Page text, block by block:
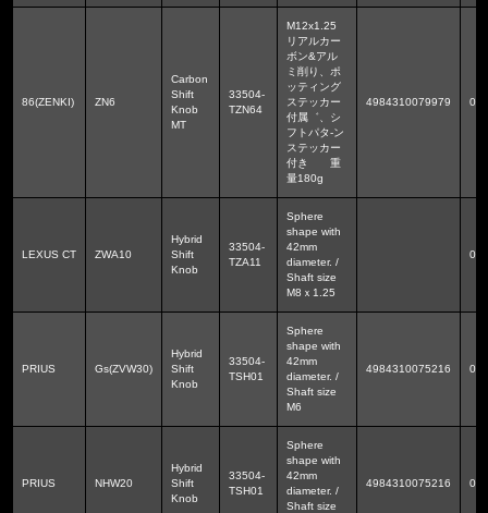
86(ZENKI) ZN6
Carbon
Shift
Knob
MT
33504-
TZN64
M12x1.25
リアルカー
ボン&アル
ミ削り、ポ
ッティング
ステッカー
付属゛、シ
フトパタ-ン
ステッカー
付き 重
量180g
4984310079979 0.1
LEXUS CT ZWA10
Hybrid
Shift
Knob
33504-
TZA11
Sphere
shape with
42mm
diameter. /
Shaft size
M8ｘ1.25
0.1
PRIUS Gs(ZVW30)
Hybrid
Shift
Knob
33504-
TSH01
Sphere
shape with
42mm
diameter. /
Shaft size
M6
4984310075216 0.1
PRIUS NHW20
Hybrid
Shift
Knob
33504-
TSH01
Sphere
shape with
42mm
diameter. /
Shaft size
4984310075216 0.1